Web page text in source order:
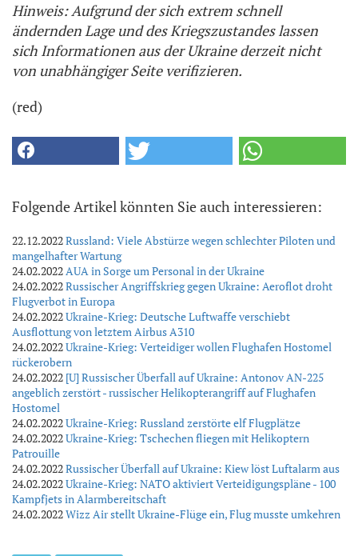
Hinweis: Aufgrund der sich extrem schnell
ändernden Lage und des Kriegszustandes lassen
sich Informationen aus der Ukraine derzeit nicht
von unabhängiger Seite verifizieren.
(red)
Folgende Artikel könnten Sie auch interessieren:
22.12.2022Russland: Viele Abstürze wegen schlechter Piloten und
mangelhafter Wartung
24.02.2022AUA in Sorge um Personal in der Ukraine
24.02.2022Russischer Angriffskrieg gegen Ukraine: Aeroflot droht
Flugverbot in Europa
24.02.2022Ukraine-Krieg: Deutsche Luftwaffe verschiebt
Ausflottung von letztem Airbus A310
24.02.2022Ukraine-Krieg: Verteidiger wollen Flughafen Hostomel
rückerobern
24.02.2022 [U] Russischer Überfall auf Ukraine: Antonov AN-225
angeblich zerstört - russischer Helikopterangriff auf Flughafen
Hostomel
24.02.2022Ukraine-Krieg: Russland zerstörte elf Flugplätze
24.02.2022Ukraine-Krieg: Tschechen fliegen mit Helikoptern
Patrouille
24.02.2022Russischer Überfall auf Ukraine: Kiew löst Luftalarm aus
24.02.2022Ukraine-Krieg: NATO aktiviert Verteidigungspläne - 100
Kampfjets in Alarmbereitschaft
24.02.2022Wizz Air stellt Ukraine-Flüge ein, Flug musste umkehren